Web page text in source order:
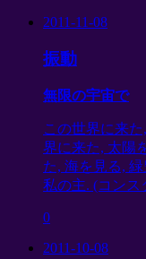
2011-11-08
振動
無限の宇宙で
この世界に来
界に来た, 太陽
た, 海を見る,
私の主. (コンス
0
2011-10-08